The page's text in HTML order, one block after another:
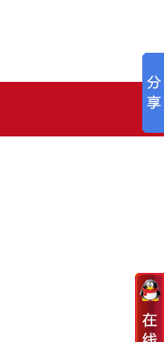
，系统集成，综合